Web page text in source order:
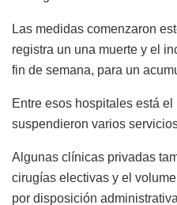
Las medidas comenzaron
registra un una muerte y el
fin de semana, para un
Entre esos hospitales está
suspendieron varios
Algunas clínicas privadas
cirugías electivas y el
por disposición